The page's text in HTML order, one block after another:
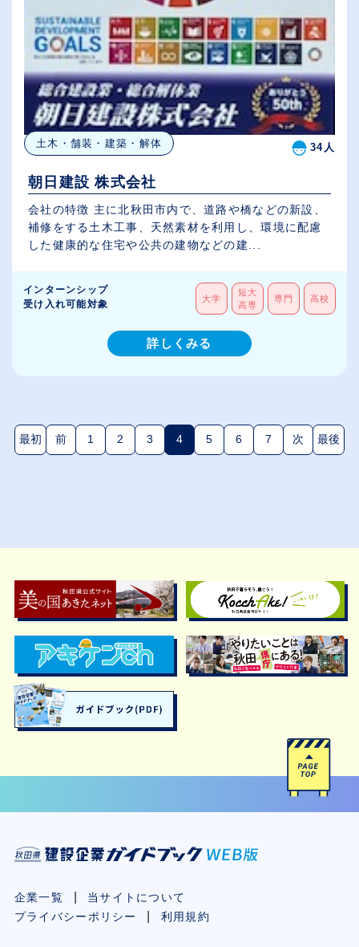
土木・舗装・建築・解体 34人
朝日建設 株式会社
会社の特徴 主に北秋田市内で、道路や橋などの新設、
補修をする土木工事、天然素材を利用し、環境に配慮
した健康的な住宅や公共の建物などの建...
インターンシップ
受け入れ可能対象
大学
短大
高専
専門 高校
詳しくみる
最初 前 1 2 3 4(現在のページ)
5 6 7 次 最後
企業一覧
当サイトについて
プライバシーポリシー
利用規約